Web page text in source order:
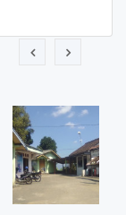
DESA
Rt/Rw 01/